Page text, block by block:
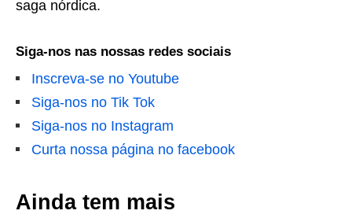
saga nórdica.
Siga-nos nas nossas redes sociais
Inscreva-se no Youtube
Siga-nos no Tik Tok
Siga-nos no Instagram
Curta nossa página no facebook
Ainda tem mais